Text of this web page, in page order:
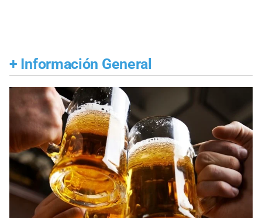
+ Información General